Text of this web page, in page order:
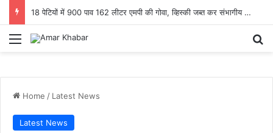
18 पेटियों में 900 पाव 162 लीटर एमपी की गोवा, व्हिस्की जब्त कर संभागीय आबकारी उड़नदस्ता टीम ने दो आरोपियों को भेजा जेल
Menu
Home / Latest News
Latest News